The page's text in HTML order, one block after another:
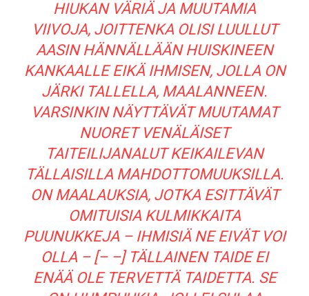
HIUKAN VÄRIÄ JA MUUTAMIA
VIIVOJA, JOITTENKA OLISI LUULLUT
AASIN HÄNNÄLLÄÄN HUISKINEEN
KANKAALLE EIKÄ IHMISEN, JOLLA ON
JÄRKI TALLELLA, MAALANNEEN.
VARSINKIN NÄYTTÄVÄT MUUTAMAT
NUORET VENÄLÄISET
TAITEILIJANALUT KEIKAILEVAN
TÄLLAISILLA MAHDOTTOMUUKSILLA.
ON MAALAUKSIA, JOTKA ESITTÄVÄT
OMITUISIA KULMIKKAITA
PUUNUKKEJA – IHMISIÄ NE EIVÄT VOI
OLLA – [– –] TÄLLAINEN TAIDE EI
ENÄÄ OLE TERVETTÄ TAIDETTA. SE